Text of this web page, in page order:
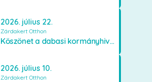
2026. július 22.
Zárdakert Otthon
Köszönet a dabasi kormányhivatal munkatársainak
2026. július 10.
Zárdakert Otthon